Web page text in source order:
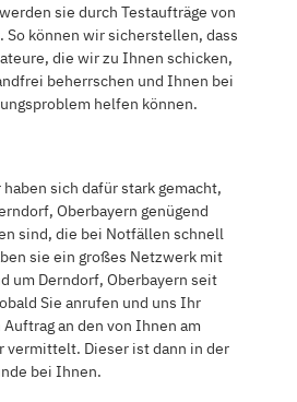
sie durch Testaufträge von
können wir sicherstellen, dass
die wir zu Ihnen schicken,
beherrschen und Ihnen bei
helfen können.
sich dafür stark gemacht,
Oberbayern genügend
sind, die bei Notfällen schnell
sie ein großes Netzwerk mit
um Derndorf, Oberbayern seit
Sie anrufen und uns Ihr
an den von Ihnen am
vermittelt. Dieser ist dann in der
bei Ihnen.